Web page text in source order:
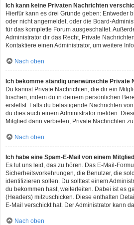
Ich kann keine Privaten Nachrichten
Hierfür kann es drei Gründe geben: Entweder
oder nicht angemeldet, oder die Board-
für das komplette Forum ausgeschaltet.
Administrator dir das Recht, Private
Kontaktiere einen Administrator, um weitere
Nach oben
Ich bekomme ständig unerwünschte Private
Du kannst Private Nachrichten, die dir ein
löschen, indem du in deinem persönlichen
erstellst. Falls du belästigende Nachrichten
du dies auch einem Administrator melden.
Mitglied dann verbieten, Private Nachrichten
Nach oben
Ich habe eine Spam-E-Mail von einem
Es tut uns leid, das zu hören. Das E-Mail-
Sicherheitsvorkehrungen, die Benutzer, die
identifizieren sollen. Du solltest einem
du bekommen hast, weiterleiten. Dabei ist es
(Headers) mitzuschicken. Diese enthalten
E-Mail verschickt hat. Der Administrator kann
Nach oben